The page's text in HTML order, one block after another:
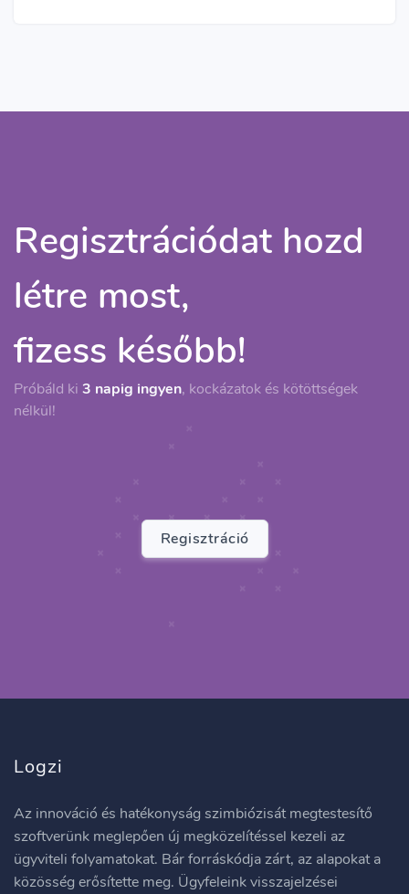
Regisztrációdat hozd
létre most,
fizess később!
Próbáld ki 3 napig ingyen, kockázatok és kötöttségek
nélkül!
Regisztráció
Logzi
Az innováció és hatékonyság szimbiózisát megtestesítő
szoftverünk meglepően új megközelítéssel kezeli az
ügyviteli folyamatokat. Bár forráskódja zárt, az alapokat a
közösség erősítette meg. Ügyfeleink visszajelzései